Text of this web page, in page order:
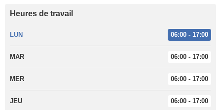
Heures de travail
LUN 06:00 - 17:00
MAR 06:00 - 17:00
MER 06:00 - 17:00
JEU 06:00 - 17:00